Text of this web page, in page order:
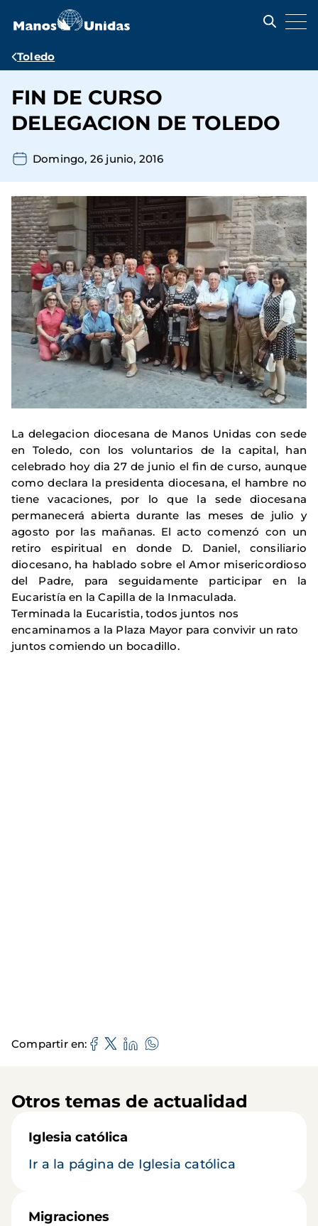
contenido
Ruta
navegación
Toledo
FIN DE CURSO
DELEGACION DE TOLEDO
Domingo, 26 junio, 2016
La delegacion diocesana de Manos Unidas con sede
en Toledo, con los voluntarios de la capital, han
celebrado hoy dia 27 de junio el fin de curso, aunque
como declara la presidenta diocesana, el hambre no
tiene vacaciones, por lo que la sede diocesana
permanecerá abierta durante las meses de julio y
agosto por las mañanas. El acto comenzó con un
retiro espiritual en donde D. Daniel, consiliario
diocesano, ha hablado sobre el Amor misericordioso
del Padre, para seguidamente participar en la
Eucaristía en la Capilla de la Inmaculada.
Terminada la Eucaristia, todos juntos nos
encaminamos a la Plaza Mayor para convivir un rato
juntos comiendo un bocadillo.
Compartir en
Otros temas de actualidad
Iglesia católica
Ir a la página de Iglesia católica
Migraciones